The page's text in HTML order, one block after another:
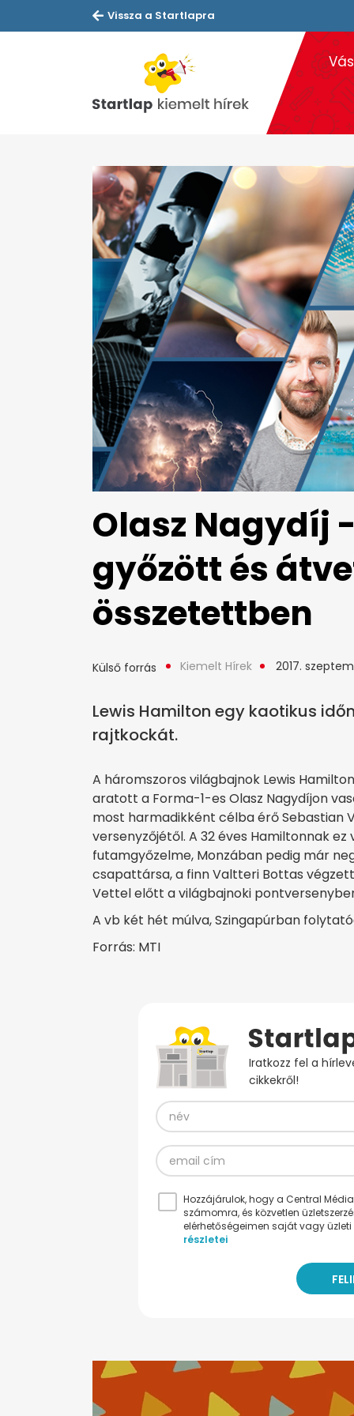
Vissza a Startlapra
Olasz Nagydíj
győzött és
összetettben
Külső forrás Kiemelt Hírek 2017.
Lewis Hamilton egy kaotikus
rajtkockát.
A háromszoros világbajnok Lewis
aratott a Forma-1-es Olasz Nagydíjon
most harmadikként célba érő Sebastian
versenyzőjétől. A 32 éves Hamiltonnak
futamgyőzelme, Monzában pedig már
csapattársa, a finn Valtteri Bottas
Vettel előtt a világbajnoki
A vb két hét múlva, Szingapúrban
Forrás: MTI
Iratkozz fel a
cikkekről!
Hozzájárulok, hogy a Central
számomra, és közvetlen
elérhetőségeimen saját vagy
részletei